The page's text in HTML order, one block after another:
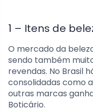
1 – Itens de
O mercado da
sendo também
revendas. No Brasil
consolidadas como
outras marcas
Boticário.